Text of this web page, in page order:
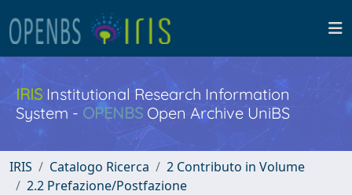
IRISInstitutional Research Information
System - OPENBS Open Archive UniBS
IRIS Catalogo Ricerca
2 Contributo in Volume
2.2 Prefazione/Postfazione